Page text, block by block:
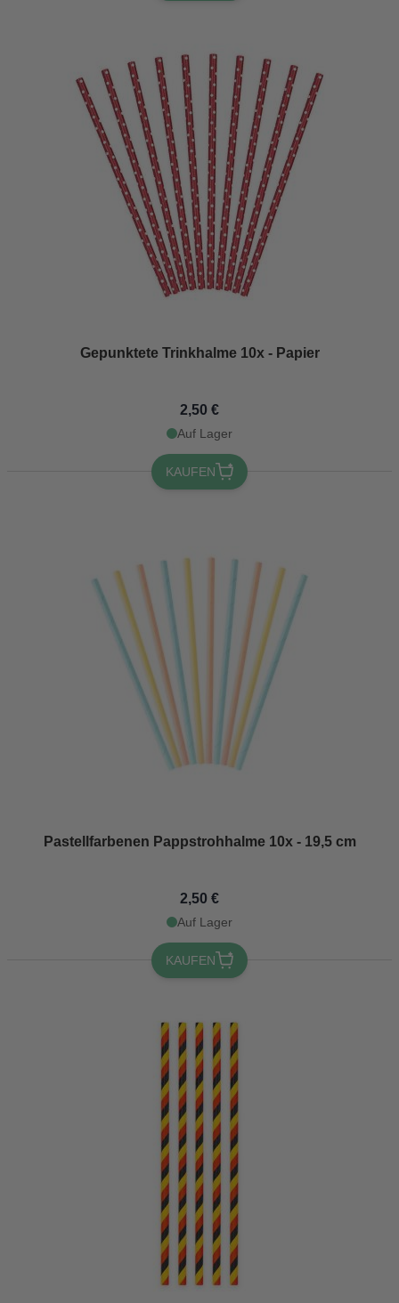
Gepunktete Trinkhalme 10x - Papier
2,50 €
Auf Lager
KAUFEN
Pastellfarbenen Pappstrohhalme 10x - 19,5 cm
2,50 €
Auf Lager
KAUFEN